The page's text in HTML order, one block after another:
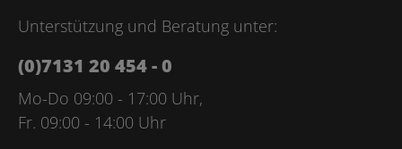
Unterstützung und Beratung unter:
(0)7131 20 454 - 0
Mo-Do 09:00 - 17:00 Uhr,
Fr. 09:00 - 14:00 Uhr